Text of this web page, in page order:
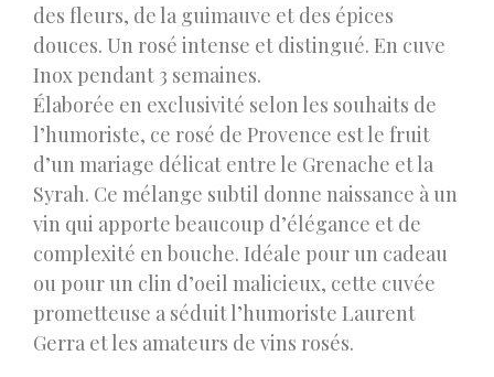
des fleurs, de la guimauve et des épices
douces. Un rosé intense et distingué. En cuve
Inox pendant 3 semaines.
Élaborée en exclusivité selon les souhaits de
l’humoriste, ce rosé de Provence est le fruit
d’un mariage délicat entre le Grenache et la
Syrah. Ce mélange subtil donne naissance à un
vin qui apporte beaucoup d’élégance et de
complexité en bouche. Idéale pour un cadeau
ou pour un clin d’oeil malicieux, cette cuvée
prometteuse a séduit l’humoriste Laurent
Gerra et les amateurs de vins rosés.